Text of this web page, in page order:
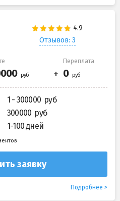
Отзывов: 3
Переплата
1 - 300000
300000
1-100 дней
заявку
Подробнее